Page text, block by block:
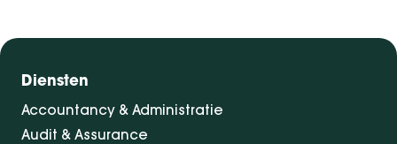
Diensten
Accountancy & Administratie
Audit & Assurance